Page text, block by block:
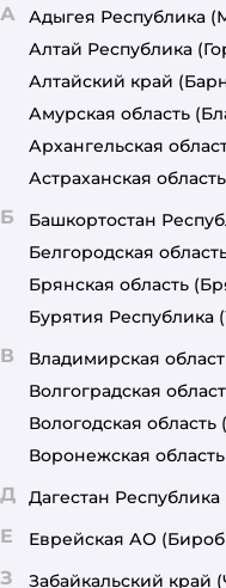
А Адыгея Республика
Алтай Республика
Алтайский край
Амурская область
Архангельская
Астраханская область
Б Башкортостан
Белгородская
Брянская область
Бурятия Республика
В Владимирская
Волгоградская
Вологодская область
Воронежская область
Д Дагестан Республика
Е Еврейская АО
З Забайкальский край